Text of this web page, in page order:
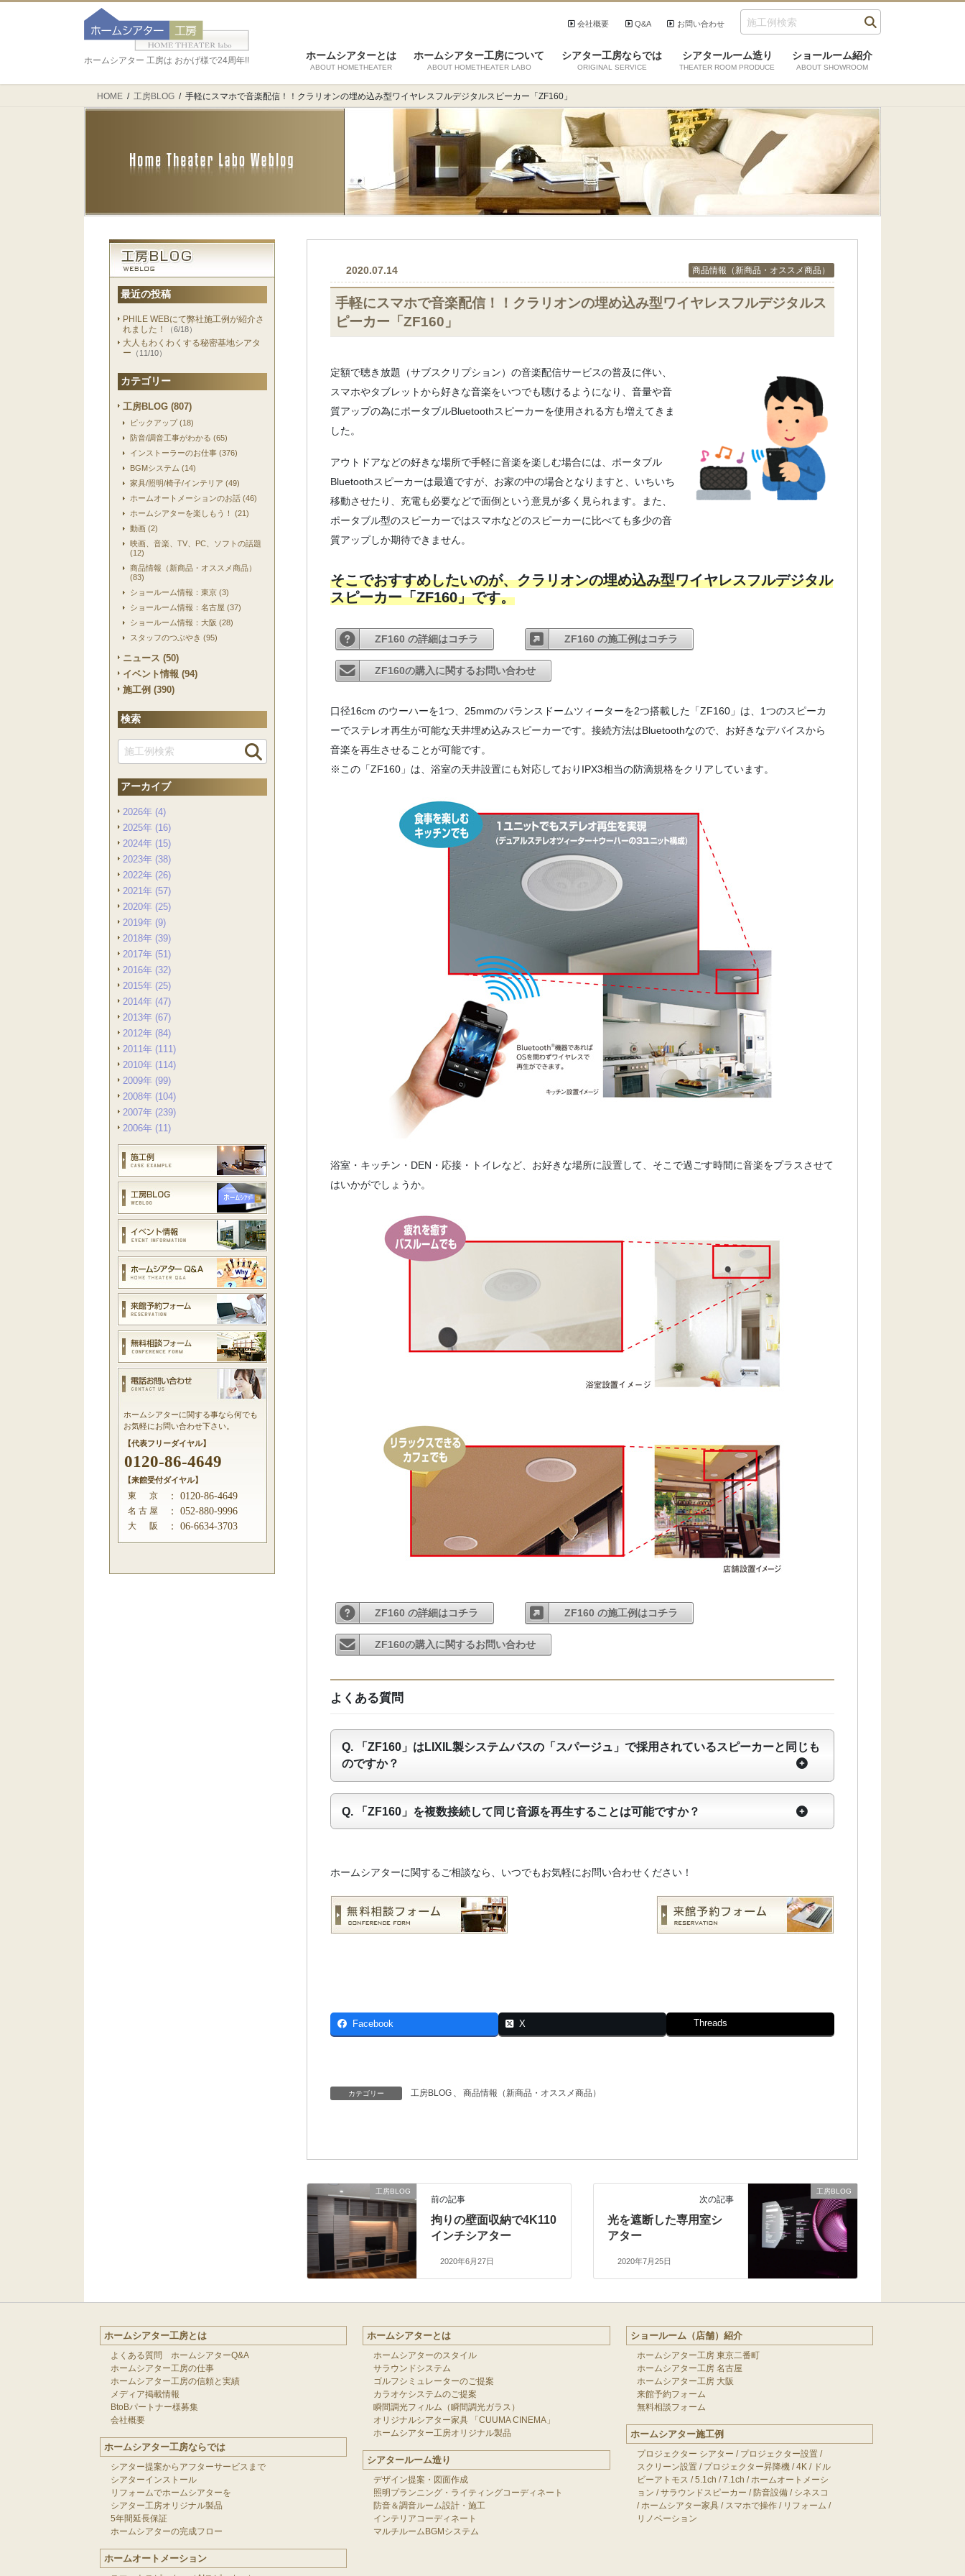
お問い合わせ
Q&A
会社概要
ホームシアター 工房は おかげ様で24周年!! ホームシアターとは
ABOUT HOMETHEATER
ホームシアター工房について
ABOUT HOMETHEATER LABO
シアター工房ならでは
ORIGINAL SERVICE
シアタールーム造り
THEATER ROOM PRODUCE
ショールーム紹介
ABOUT SHOWROOM
HOME 工房BLOG 手軽にスマホで音楽配信！！クラリオンの埋め込み型ワイヤレスフルデジタルスピーカー「ZF160」
最近の投稿
PHILE WEBにて弊社施工例が紹介さ
れました！
（6/18）
大人もわくわくする秘密基地シアタ
ー （11/10）
カテゴリー
工房BLOG (807)
ピックアップ (18)
防音/調音工事がわかる (65)
インストーラーのお仕事 (376)
BGMシステム (14)
家具/照明/椅子/インテリア (49)
ホームオートメーションのお話 (46)
ホームシアターを楽しもう！ (21)
動画 (2)
映画、音楽、TV、PC、ソフトの話題
(12)
商品情報（新商品・オススメ商品）
(83)
ショールーム情報：東京 (3)
ショールーム情報：名古屋 (37)
ショールーム情報：大阪 (28)
スタッフのつぶやき (95)
ニュース (50)
イベント情報 (94)
施工例 (390)
検索
アーカイブ
2026年 (4)
2025年 (16)
2024年 (15)
2023年 (38)
2022年 (26)
2021年 (57)
2020年 (25)
2019年 (9)
2018年 (39)
2017年 (51)
2016年 (32)
2015年 (25)
2014年 (47)
2013年 (67)
2012年 (84)
2011年 (111)
2010年 (114)
2009年 (99)
2008年 (104)
2007年 (239)
2006年 (11)
ホームシアターに関する事なら何でも
お気軽にお問い合わせ下さい。
【代表フリーダイヤル】
0120-86-4649
【来館受付ダイヤル】
東 京 ： 0120-86-4649
名 古 屋 ： 052-880-9996
大 阪 ： 06-6634-3703
2020.07.14 商品情報（新商品・オススメ商品）
手軽にスマホで音楽配信！！クラリオンの埋め込み型ワイヤレスフルデジタルス
ピーカー「ZF160」
定額で聴き放題（サブスクリプション）の音楽配信サービスの普及に伴い、
スマホやタブレットから好きな音楽をいつでも聴けるようになり、音量や音
質アップの為にポータブルBluetoothスピーカーを使用される方も増えてきま
した。
アウトドアなどの好きな場所で手軽に音楽を楽しむ場合には、ポータブル
Bluetoothスピーカーは最適ですが、お家の中の場合となりますと、いちいち
移動させたり、充電も必要などで面倒という意見が多く見られます。また、
ポータブル型のスピーカーではスマホなどのスピーカーに比べても多少の音
質アップしか期待できません。
そこでおすすめしたいのが、クラリオンの埋め込み型ワイヤレスフルデジタル
スピーカー「ZF160」です。
ZF160 の詳細はコチラ ZF160 の施工例はコチラ
ZF160の購入に関するお問い合わせ
口径16cm のウーハーを1つ、25mmのバランスドームツィーターを2つ搭載した「ZF160」は、1つのスピーカ
ーでステレオ再生が可能な天井埋め込みスピーカーです。接続方法はBluetoothなので、お好きなデバイスから
音楽を再生させることが可能です。
※この「ZF160」は、浴室の天井設置にも対応しておりIPX3相当の防滴規格をクリアしています。
浴室・キッチン・DEN・応接・トイレなど、お好きな場所に設置して、そこで過ごす時間に音楽をプラスさせて
はいかがでしょうか。
ZF160 の詳細はコチラ ZF160 の施工例はコチラ
ZF160の購入に関するお問い合わせ
よくある質問
「ZF160」はLIXIL製システムバスの「スパージュ」で採用されているスピーカーと同じも
のですか？
「ZF160」を複数接続して同じ音源を再生することは可能ですか？
ホームシアターに関するご相談なら、いつでもお気軽にお問い合わせください！
Facebook X Threads
カテゴリー 工房BLOG 商品情報（新商品・オススメ商品）
工房BLOG
前の記事
拘りの壁面収納で4K110
インチシアター
2020年6月27日
工房BLOG
次の記事
光を遮断した専用室シ
アター
2020年7月25日
ホームシアター工房とは
よくある質問 ホームシアターQ&A
ホームシアター工房の仕事
ホームシアター工房の信頼と実績
メディア掲載情報
BtoBパートナー様募集
会社概要
ホームシアター工房ならでは
シアター提案からアフターサービスまで
シアターインストール
リフォームでホームシアターを
シアター工房オリジナル製品
5年間延長保証
ホームシアターの完成フロー
ホームオートメーション
ホームシアターとは
ホームシアターのスタイル
サラウンドシステム
ゴルフシミュレーターのご提案
カラオケシステムのご提案
瞬間調光フィルム（瞬間調光ガラス）
オリジナルシアター家具 「CUUMA CINEMA」
ホームシアター工房オリジナル製品
シアタールーム造り
デザイン提案・図面作成
照明プランニング・ライティングコーディネート
防音＆調音ルーム設計・施工
インテリアコーディネート
マルチルームBGMシステム
ショールーム（店舗）紹介
ホームシアター工房 東京二番町
ホームシアター工房 名古屋
ホームシアター工房 大阪
来館予約フォーム
無料相談フォーム
ホームシアター施工例
プロジェクター シアター / プロジェクター設置/
スクリーン設置/ プロジェクター昇降機/4K / ドル
ビーアトモス /5.1ch /7.1ch / ホームオートメーシ
ョン /サラウンドスピーカー /防音設備/ シネスコ
/ ホームシアター家具/ スマホで操作/ リフォーム /
リノベーション